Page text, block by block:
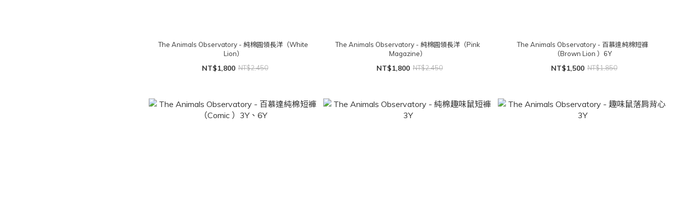
The Animals Observatory - 純棉圓領長洋（White
Lion）
NT$1,800 NT$2,450
The Animals Observatory - 純棉圓領長洋（Pink
Magazine）
NT$1,800 NT$2,450
The Animals Observatory - 百慕達純棉短褲
（Brown Lion ）6Y
NT$1,500 NT$1,850